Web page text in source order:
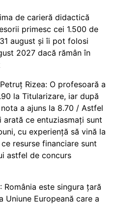
de carieră didactică
primesc cei 1.500 de
august și îi pot folosi
2027 dacă rămân în
Rizea: O profesoară a
la Titularizare, iar după
a ajuns la 8.70 / Astfel
arată ce entuziasmați sunt
cu experiență să vină la
resurse financiare sunt
astfel de concurs
România este singura țară
Uniune Europeană care a